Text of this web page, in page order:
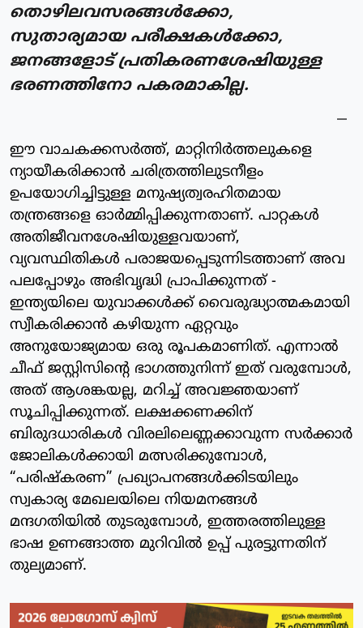
തൊഴിലവസരങ്ങൾക്കോ,
സുതാര്യമായ പരീക്ഷകൾക്കോ,
ജനങ്ങളോട് പ്രതികരണശേഷിയുള്ള
ഭരണത്തിനോ പകരമാകില്ല.
ഈ വാചകക്കസർത്ത്, മാറ്റിനിർത്തലുകളെ
ന്യായീകരിക്കാൻ ചരിത്രത്തിലുടനീളം
ഉപയോഗിച്ചിട്ടുള്ള മനുഷ്യത്വരഹിതമായ
തന്ത്രങ്ങളെ ഓർമ്മിപ്പിക്കുന്നതാണ്. പാറ്റകൾ
അതിജീവനശേഷിയുള്ളവയാണ്,
വ്യവസ്ഥിതികൾ പരാജയപ്പെടുന്നിടത്താണ് അവ
പലപ്പോഴും അഭിവൃദ്ധി പ്രാപിക്കുന്നത് -
ഇന്ത്യയിലെ യുവാക്കൾക്ക് വൈരുദ്ധ്യാത്മകമായി
സ്വീകരിക്കാൻ കഴിയുന്ന ഏറ്റവും
അനുയോജ്യമായ ഒരു രൂപകമാണിത്. എന്നാൽ
ചീഫ് ജസ്റ്റിസിന്റെ ഭാഗത്തുനിന്ന് ഇത് വരുമ്പോൾ,
അത് ആശങ്കയല്ല, മറിച്ച് അവജ്ഞയാണ്
സൂചിപ്പിക്കുന്നത്. ലക്ഷക്കണക്കിന്
ബിരുദധാരികൾ വിരലിലെണ്ണക്കാവുന്ന സർക്കാർ
ജോലികൾക്കായി മത്സരിക്കുമ്പോൾ,
“പരിഷ്കരണ” പ്രഖ്യാപനങ്ങൾക്കിടയിലും
സ്വകാര്യ മേഖലയിലെ നിയമനങ്ങൾ
മന്ദഗതിയിൽ തുടരുമ്പോൾ, ഇത്തരത്തിലുള്ള
ഭാഷ ഉണങ്ങാത്ത മുറിവിൽ ഉപ്പ് പുരട്ടുന്നതിന്
തുല്യമാണ്.